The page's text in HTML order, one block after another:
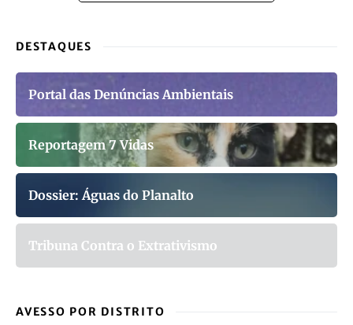
DESTAQUES
Portal das Denúncias Ambientais
Reportagem 7 Vidas
Dossier: Águas do Planalto
Tribuna Contra o Extrativismo
AVESSO POR DISTRITO